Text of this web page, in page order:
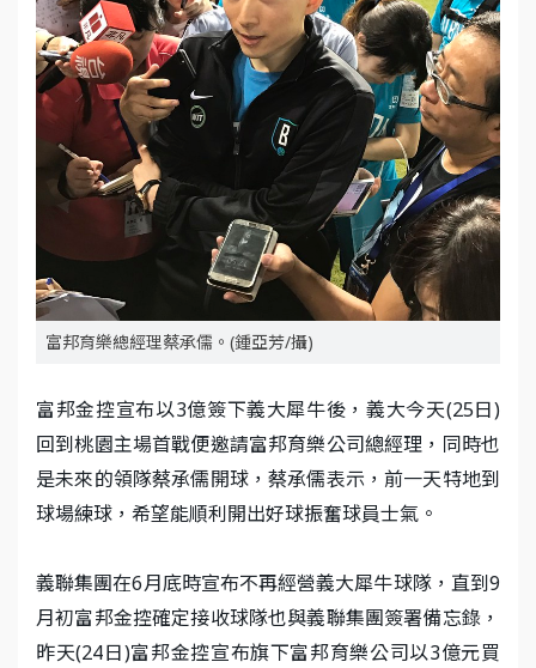
富邦育樂總經理蔡承儒。(鍾亞芳/攝)
富邦金控宣布以3億簽下義大犀牛後，義大今天(25日)
回到桃園主場首戰便邀請富邦育樂公司總經理，同時也
是未來的領隊蔡承儒開球，蔡承儒表示，前一天特地到
球場練球，希望能順利開出好球振奮球員士氣。
義聯集團在6月底時宣布不再經營義大犀牛球隊，直到9
月初富邦金控確定接收球隊也與義聯集團簽署備忘錄，
昨天(24日)富邦金控宣布旗下富邦育樂公司以3億元買